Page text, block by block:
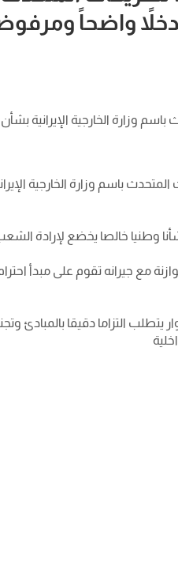
واضحاً
باسم وزارة الخارجية الإيرانية
المتحدث باسم وزارة الخارجية
شأنا وطنيا خالصا يخضع لإرادة
مع جيرانه تقوم على مبدأ
يتطلب التزاما دقيقا